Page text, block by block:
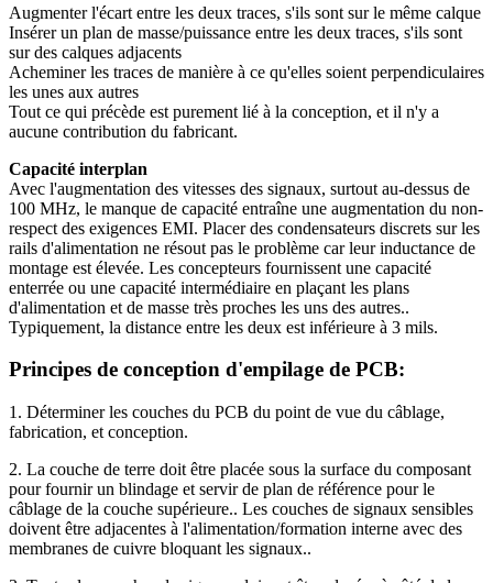
Augmenter l'écart entre les deux traces, s'ils sont sur le même calque
Insérer un plan de masse/puissance entre les deux traces, s'ils sont
sur des calques adjacents
Acheminer les traces de manière à ce qu'elles soient perpendiculaires
les unes aux autres
Tout ce qui précède est purement lié à la conception, et il n'y a
aucune contribution du fabricant.
Capacité interplan
Avec l'augmentation des vitesses des signaux, surtout au-dessus de
100 MHz, le manque de capacité entraîne une augmentation du non-
respect des exigences EMI. Placer des condensateurs discrets sur les
rails d'alimentation ne résout pas le problème car leur inductance de
montage est élevée. Les concepteurs fournissent une capacité
enterrée ou une capacité intermédiaire en plaçant les plans
d'alimentation et de masse très proches les uns des autres..
Typiquement, la distance entre les deux est inférieure à 3 mils.
Principes de conception d'empilage de PCB:
1. Déterminer les couches du PCB du point de vue du câblage,
fabrication, et conception.
2. La couche de terre doit être placée sous la surface du composant
pour fournir un blindage et servir de plan de référence pour le
câblage de la couche supérieure.. Les couches de signaux sensibles
doivent être adjacentes à l'alimentation/formation interne avec des
membranes de cuivre bloquant les signaux..